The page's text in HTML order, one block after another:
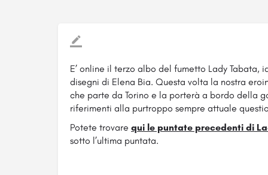
E’ online il terzo albo del fumetto Lady Tabata,
disegni di Elena Bia. Questa volta la nostra
che parte da Torino e la porterà a bordo della
riferimenti alla purtroppo sempre attuale
Potete trovare qui le puntate precedenti di
sotto l’ultima puntata.